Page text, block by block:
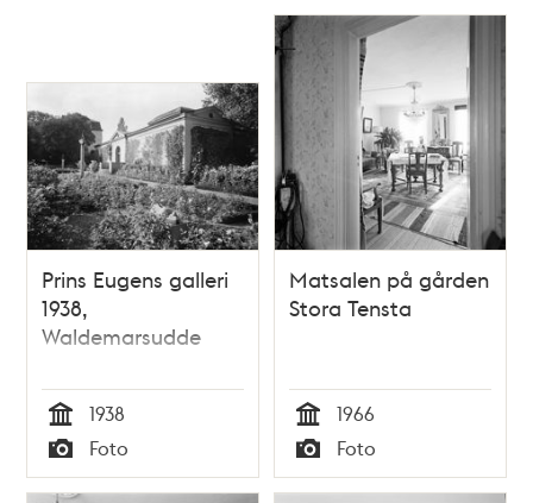
Prins Eugens galleri
1938,
Waldemarsudde
Tid
1938
Typ
Foto
Matsalen på gården
Stora Tensta
Tid
1966
Typ
Foto